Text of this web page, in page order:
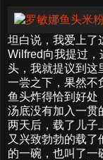
坦白说，我爱上了
Wilfred向我提过
头，我就提议到这
一尝之下，果然不
鱼头炸得恰到好处
汤底没有加入一贯
两天后，载了儿子
又兴致勃勃的载了
的一碗，也叫了一